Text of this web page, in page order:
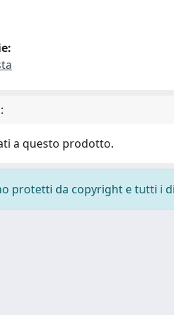
a questo prodotto.
protetti da copyright e tutti i